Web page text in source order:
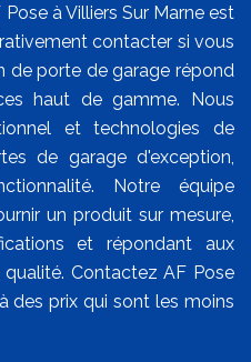
à Villiers Sur Marne est
contacter si vous
de porte de garage répond
haut de gamme. Nous
et technologies de
de garage d'exception,
Notre équipe
un produit sur mesure,
et répondant aux
Contactez AF Pose
des prix qui sont les moins